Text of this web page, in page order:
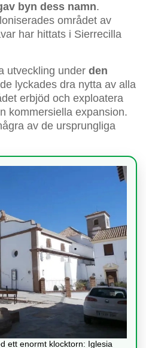
byn dess namn.
området av
har hittats i Sierrecilla
utveckling under den
lyckades dra nytta av alla
erbjöd och exploatera
kommersiella expansion.
av de ursprungliga
ett enormt klocktorn: Iglesia